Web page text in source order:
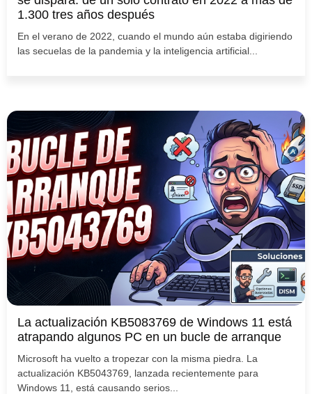
1.300 tres años después
En el verano de 2022, cuando el mundo aún estaba digiriendo
las secuelas de la pandemia y la inteligencia artificial...
La actualización KB5083769 de Windows 11 está
atrapando algunos PC en un bucle de arranque
Microsoft ha vuelto a tropezar con la misma piedra. La
actualización KB5043769, lanzada recientemente para
Windows 11, está causando serios...